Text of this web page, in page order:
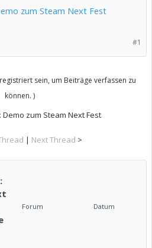
zum Steam Next Fest
#1
sein, um Beiträge verfassen zu
können. )
Demo zum Steam Next Fest
| Next Thread >
Forum Datum